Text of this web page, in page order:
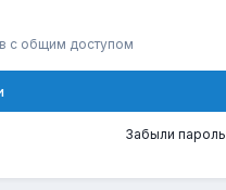
с общим доступом
Забыли